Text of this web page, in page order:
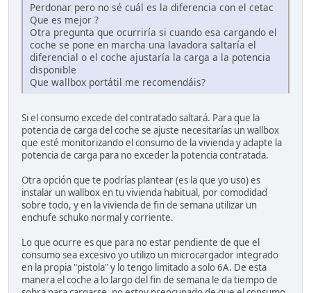
Perdonar pero no sé cuál es la diferencia con el cetac
Que es mejor ?
Otra pregunta que ocurriría si cuando esa cargando el
coche se pone en marcha una lavadora saltaría el
diferencial o el coche ajustaría la carga a la potencia
disponible
Que wallbox portátil me recomendáis?
Si el consumo excede del contratado saltará. Para que la
potencia de carga del coche se ajuste necesitarías un wallbox
que esté monitorizando el consumo de la vivienda y adapte la
potencia de carga para no exceder la potencia contratada.
Otra opción que te podrías plantear (es la que yo uso) es
instalar un wallbox en tu vivienda habitual, por comodidad
sobre todo, y en la vivienda de fin de semana utilizar un
enchufe schuko normal y corriente.
Lo que ocurre es que para no estar pendiente de que el
consumo sea excesivo yo utilizo un microcargador integrado
en la propia "pistola" y lo tengo limitado a solo 6A. De esta
manera el coche a lo largo del fin de semana le da tiempo de